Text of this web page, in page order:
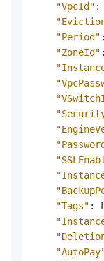
"VpcId" :
"Period" :
"ZoneId" :
"Tags" :